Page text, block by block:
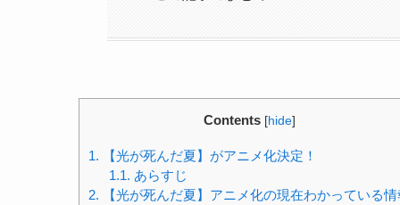
Contents [hide]
1. 【光が死んだ夏】がアニメ化決定！
1.1. あらすじ
2. 【光が死んだ夏】アニメ化の現在わかっている情